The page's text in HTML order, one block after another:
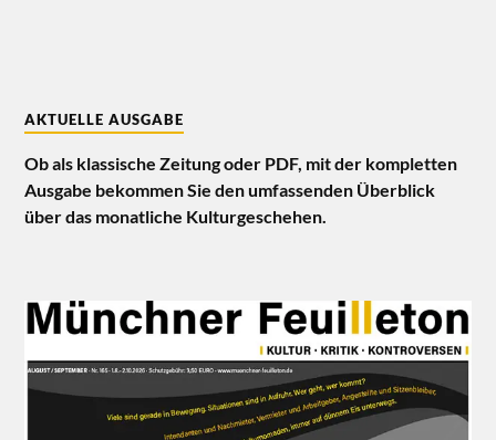
AKTUELLE AUSGABE
Ob als klassische Zeitung oder PDF, mit der kompletten
Ausgabe bekommen Sie den umfassenden Überblick
über das monatliche Kulturgeschehen.